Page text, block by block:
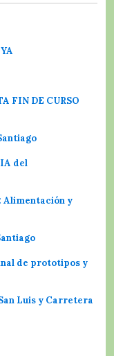
FIN DE CURSO
del
Alimentación y
de prototipos y
Luis y Carretera